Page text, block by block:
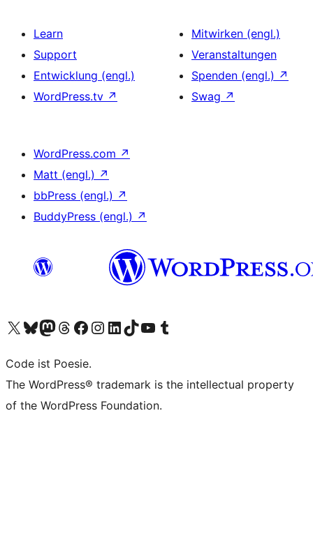
Learn
Support
Entwicklung (engl.)
WordPress.tv ↗
Mitwirken (engl.)
Veranstaltungen
Spenden (engl.) ↗
Swag ↗
WordPress.com ↗
Matt (engl.) ↗
bbPress (engl.) ↗
BuddyPress (engl.) ↗
Unser X-Konto (früher Twitter) besuchen
Unser Bluesky-Konto besuchen
Unser Mastodon-Konto besuchen
Unser Threads-Konto besuchen
Unsere Facebook-Seite besuchen
Unser Instagram-Konto besuchen
Unser LinkedIn-Konto besuchen
Unser TikTok-Konto besuchen
Unseren YouTube-Kanal besuchen
Unser Tumblr-Konto besuchen
Code ist Poesie.
The WordPress® trademark is the intellectual property
of the WordPress Foundation.